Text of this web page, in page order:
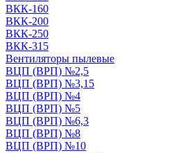
ВКК-160
ВКК-200
ВКК-250
ВКК-315
Вентиляторы пылевые
ВЦП (ВРП) №2,5
ВЦП (ВРП) №3,15
ВЦП (ВРП) №4
ВЦП (ВРП) №5
ВЦП (ВРП) №6,3
ВЦП (ВРП) №8
ВЦП (ВРП) №10